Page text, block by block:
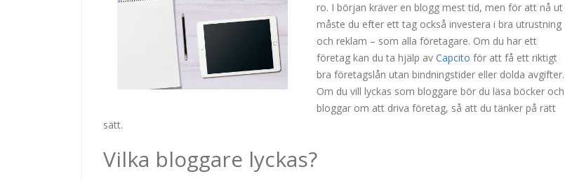
ro. I början kräver en blogg mest tid, men för att nå ut
måste du efter ett tag också investera i bra utrustning
och reklam – som alla företagare. Om du har ett
företag kan du ta hjälp av Capcito för att få ett riktigt
bra företagslån utan bindningstider eller dolda avgifter.
Om du vill lyckas som bloggare bör du läsa böcker och
bloggar om att driva företag, så att du tänker på rätt
sätt.
Vilka bloggare lyckas?